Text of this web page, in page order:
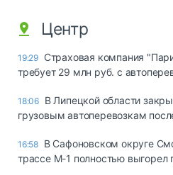
Центр
19:29 Страховая компания
требует 29 млн руб. с
18:06 В Липецкой области
грузовым автоперевозкам
16:58 В Сафоновском округе
трассе М-1 полностью выгорел